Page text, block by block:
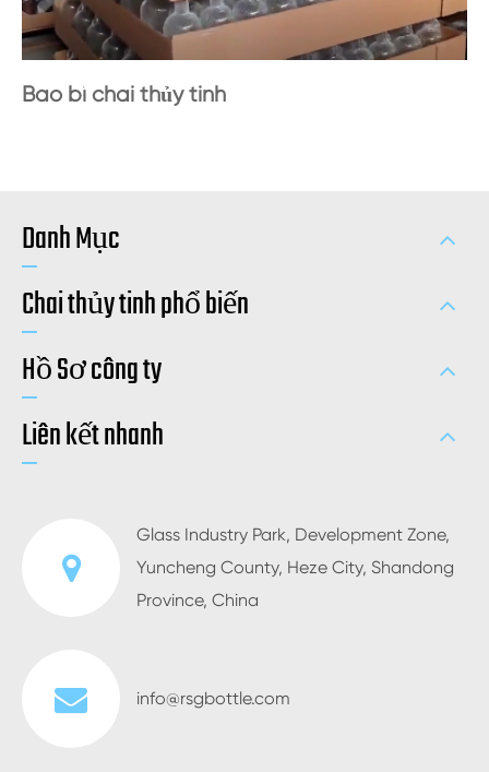
Bao bì chai thủy tinh
Danh Mục
Chai thủy tinh phổ biến
Hồ Sơ công ty
Liên kết nhanh
Glass Industry Park, Development Zone,
Yuncheng County, Heze City, Shandong
Province, China
info@rsgbottle.com